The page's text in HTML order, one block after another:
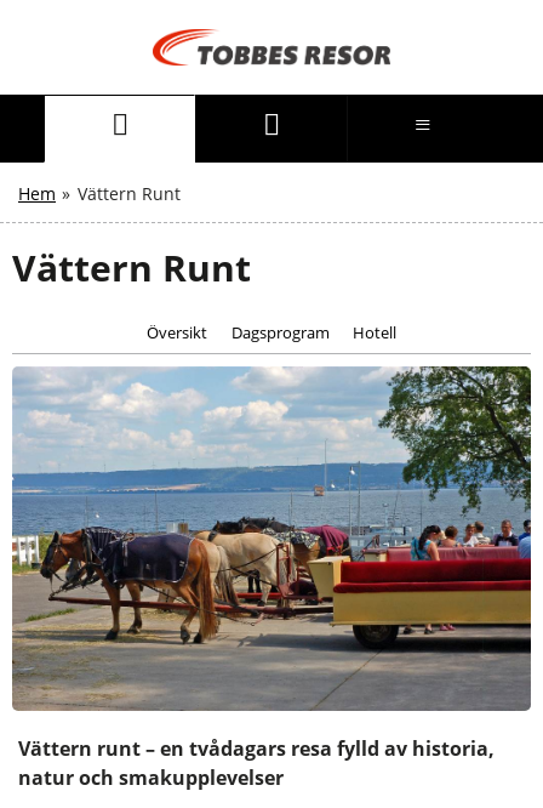
Hem » Vättern Runt
Vättern Runt
Översikt Dagsprogram Hotell
Vättern runt – en tvådagars resa fylld av historia,
natur och smakupplevelser